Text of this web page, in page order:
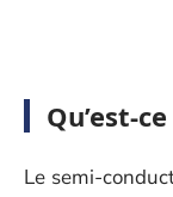
Qu’est-
Le semi-